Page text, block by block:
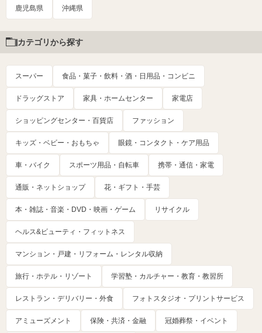
鹿児島県 沖縄県
カテゴリから探す
スーパー 食品・菓子・飲料・酒・日用品・コンビニ
ドラッグストア 家具・ホームセンター 家電店
ショッピングセンター・百貨店 ファッション
キッズ・ベビー・おもちゃ 眼鏡・コンタクト・ケア用品
車・バイク スポーツ用品・自転車 携帯・通信・家電
通販・ネットショップ 花・ギフト・手芸
本・雑誌・音楽・DVD・映画・ゲーム リサイクル
ヘルス&ビューティ・フィットネス
マンション・戸建・リフォーム・レンタル収納
旅行・ホテル・リゾート 学習塾・カルチャー・教育・教習所
レストラン・デリバリー・外食 フォトスタジオ・プリントサービス
アミューズメント 保険・共済・金融 冠婚葬祭・イベント